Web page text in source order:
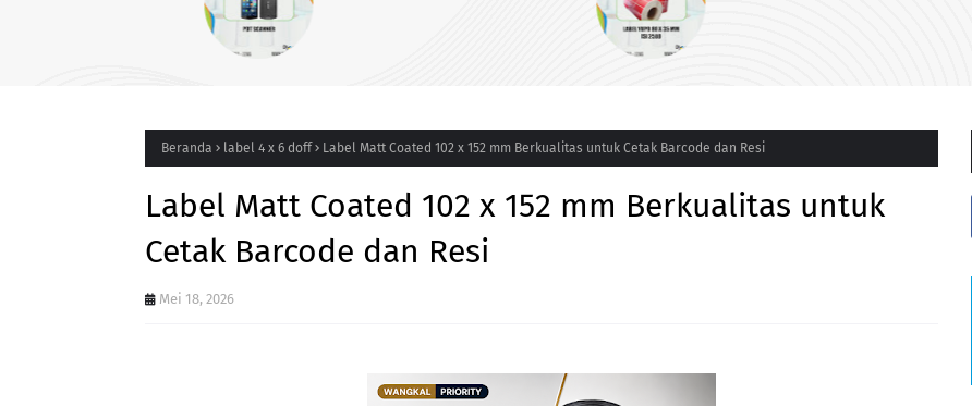
Beranda label 4 x 6 doff Label Matt Coated 102 x 152 mm Berkualitas untuk Cetak Barcode dan Resi
Label Matt Coated 102 x 152 mm Berkualitas untuk
Cetak Barcode dan Resi
Mei 18, 2026